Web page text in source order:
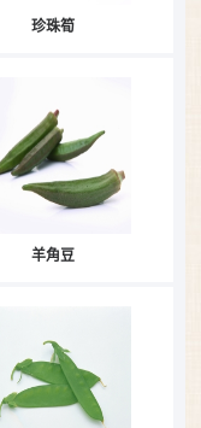
珍珠筍
羊角豆